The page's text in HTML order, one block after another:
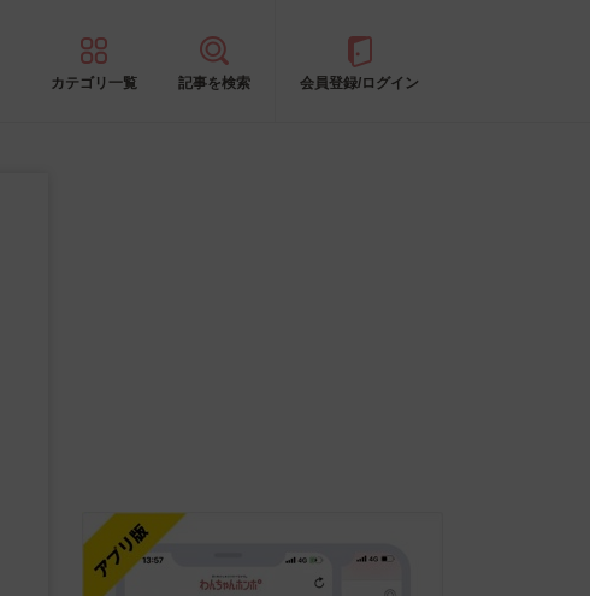
カテゴリ一覧 記事を検索 会員登録/ログイン